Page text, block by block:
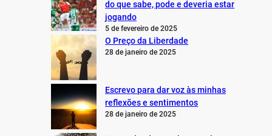
jogando
5 de fevereiro de 2025
O Preço da Liberdade
28 de janeiro de 2025
reflexões e sentimentos
28 de janeiro de 2025